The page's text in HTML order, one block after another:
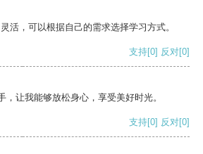
活，可以根据自己的需求选择学习方式。
支持[0] 反对[0]
，让我能够放松身心，享受美好时光。
支持[0] 反对[0]